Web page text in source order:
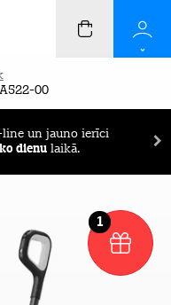
00
un jauno ierīci
dienu laikā.
1